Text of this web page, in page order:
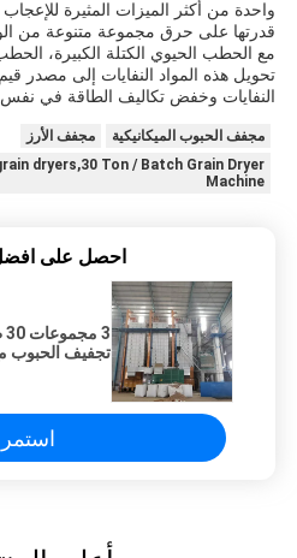
واحدة من أكثر الميزات المثيرة
قدرتها على حرق مجموعة متنوعة من
مع الحطب الحيوي الكتلة الكبيرة،
تحويل هذه المواد النفايات إلى مصدر
النفايات وخفض تكاليف الطاقة في
مجفف الحبوب الميكانيكية
مجفف الأرز
dryers,30 Ton / Batch Grain Dryer
Machine
احصل على
تجفيف الحبوب
استمر